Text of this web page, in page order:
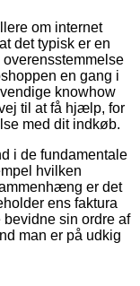
om internet
det typisk er en
en gang i
knowhow
til at få hjælp, for
med dit indkøb.
i de fundamentale
hvilken
er det
ens faktura
sin ordre af
man er på udkig